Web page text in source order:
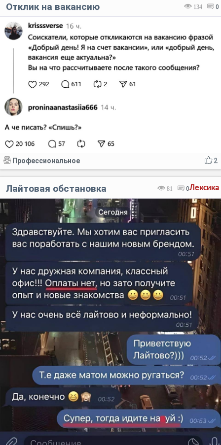
Отмена Отправить
134 0
Отклик на вакансию
2
Профессиональное
Лексика
81 0
Лайтовая обстановка